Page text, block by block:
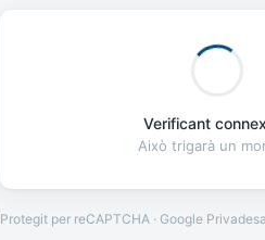
Verificant
Això trigarà un
Protegit per reCAPTCHA · Google Privadesa